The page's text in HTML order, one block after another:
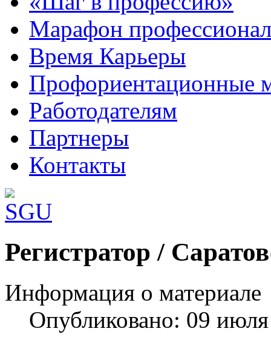
Марафон
Время Карьеры
Профориентационные
Работодателям
Партнеры
Контакты
Шаблоны Joomla 3 здесь: http://www.joomla3x.ru/joomla3-
Регистратор /
Информация о материале
Опубликовано: 09